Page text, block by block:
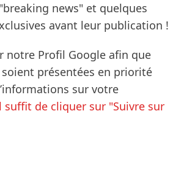
news" et quelques
avant leur publication !
notre Profil Google afin que
présentées en priorité
sur votre
suffit de cliquer sur "Suivre sur